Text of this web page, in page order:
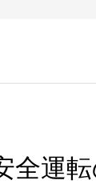
全運